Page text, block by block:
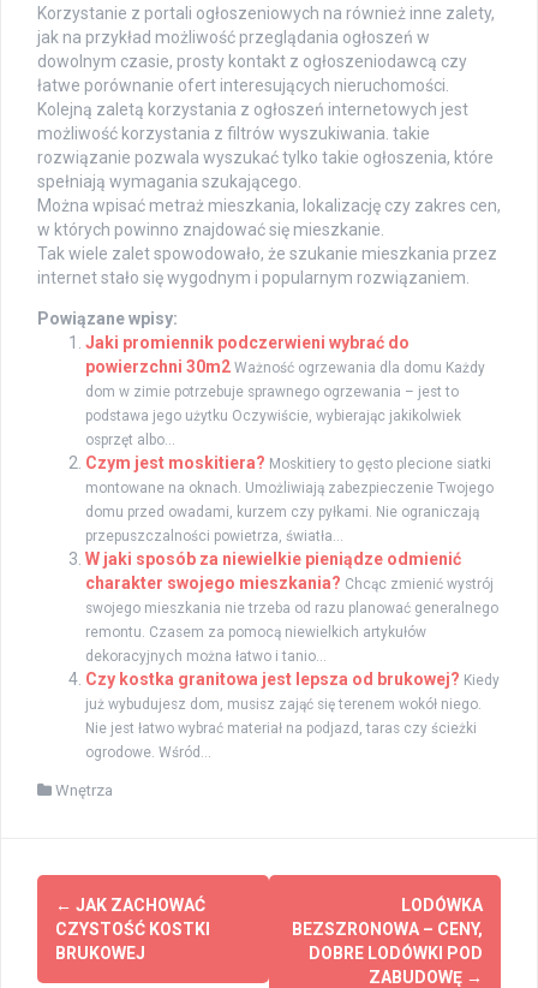
Korzystanie z portali ogłoszeniowych na również inne zalety,
jak na przykład możliwość przeglądania ogłoszeń w
dowolnym czasie, prosty kontakt z ogłoszeniodawcą czy
łatwe porównanie ofert interesujących nieruchomości.
Kolejną zaletą korzystania z ogłoszeń internetowych jest
możliwość korzystania z filtrów wyszukiwania. takie
rozwiązanie pozwala wyszukać tylko takie ogłoszenia, które
spełniają wymagania szukającego.
Można wpisać metraż mieszkania, lokalizację czy zakres cen,
w których powinno znajdować się mieszkanie.
Tak wiele zalet spowodowało, że szukanie mieszkania przez
internet stało się wygodnym i popularnym rozwiązaniem.
Powiązane wpisy:
Jaki promiennik podczerwieni wybrać do
powierzchni 30m2 Ważność ogrzewania dla domu Każdy
dom w zimie potrzebuje sprawnego ogrzewania – jest to
podstawa jego użytku Oczywiście, wybierając jakikolwiek
osprzęt albo...
Czym jest moskitiera? Moskitiery to gęsto plecione siatki
montowane na oknach. Umożliwiają zabezpieczenie Twojego
domu przed owadami, kurzem czy pyłkami. Nie ograniczają
przepuszczalności powietrza, światła...
W jaki sposób za niewielkie pieniądze odmienić
charakter swojego mieszkania? Chcąc zmienić wystrój
swojego mieszkania nie trzeba od razu planować generalnego
remontu. Czasem za pomocą niewielkich artykułów
dekoracyjnych można łatwo i tanio...
Czy kostka granitowa jest lepsza od brukowej? Kiedy
już wybudujesz dom, musisz zająć się terenem wokół niego.
Nie jest łatwo wybrać materiał na podjazd, taras czy ścieżki
ogrodowe. Wśród...
Wnętrza
Zobacz
wpisy
← JAK ZACHOWAĆ
CZYSTOŚĆ KOSTKI
BRUKOWEJ
LODÓWKA
BEZSZRONOWA – CENY,
DOBRE LODÓWKI POD
ZABUDOWĘ →